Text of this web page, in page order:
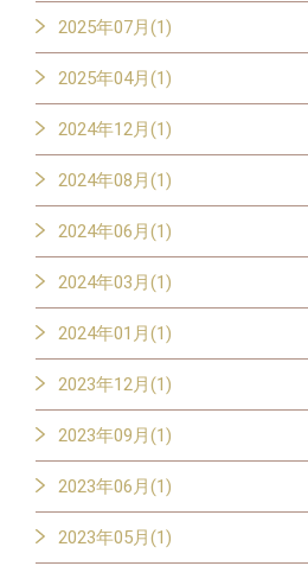
2025年07月(1)
2025年04月(1)
2024年12月(1)
2024年08月(1)
2024年06月(1)
2024年03月(1)
2024年01月(1)
2023年12月(1)
2023年09月(1)
2023年06月(1)
2023年05月(1)